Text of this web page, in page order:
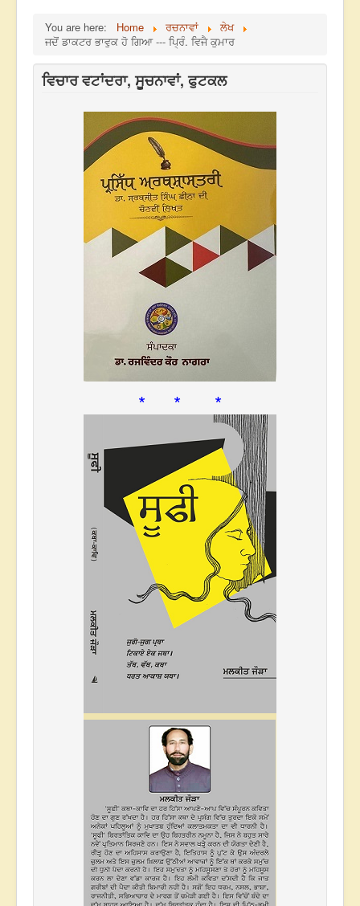
You are here: Home ਰਚਨਾਵਾਂ
ਲੇਖ
ਜਦੋਂ ਡਾਕਟਰ ਭਾਵੁਕ ਹੋ ਗਿਆ --- ਪ੍ਰਿੰ. ਵਿਜੈ ਕੁਮਾਰ
ਵਿਚਾਰ ਵਟਾਂਦਰਾ, ਸੂਚਨਾਵਾਂ, ਫੁਟਕਲ
* * *